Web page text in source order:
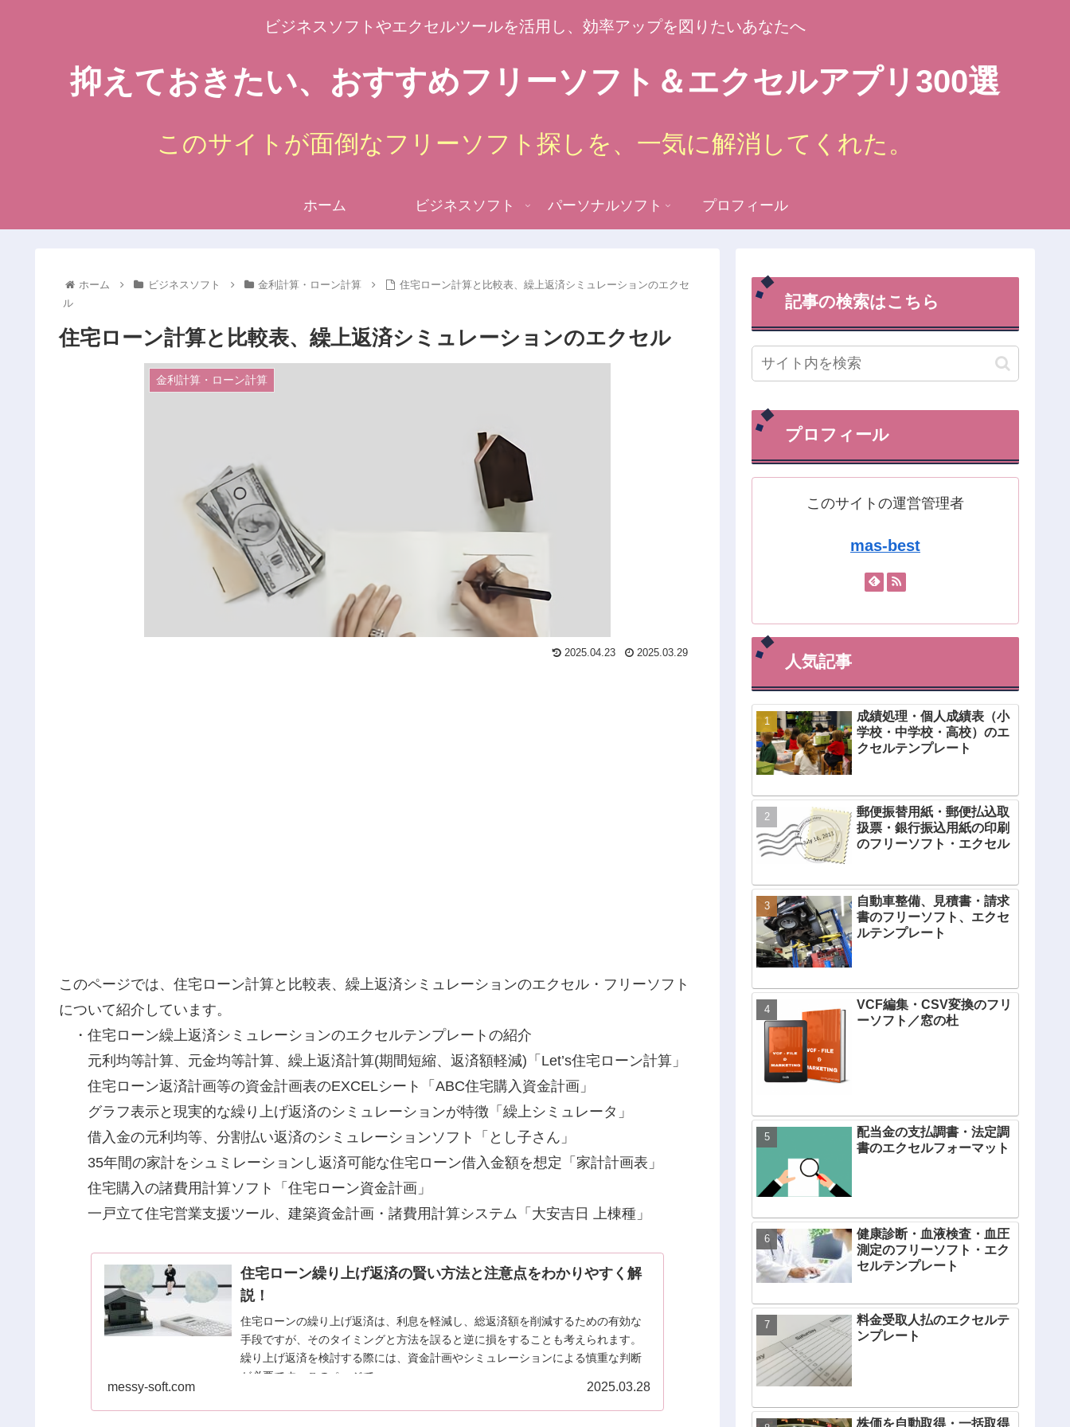
ビジネスソフトやエクセルツールを活用し、効率アップを図りたいあなたへ
抑えておきたい、おすすめフリーソフト＆エクセルアプリ300選
このサイトが面倒なフリーソフト探しを、一気に解消してくれた。
ホーム ビジネスソフト パーソナルソフト プロフィール
ホーム ビジネスソフト 金利計算・ローン計算
住宅ローン計算と比較表、繰上返済シミュレーションのエクセ
ル
住宅ローン計算と比較表、繰上返済シミュレーションのエクセル
金利計算・ローン計算
2025.04.23 2025.03.29
このページでは、住宅ローン計算と比較表、繰上返済シミュレーションのエクセル・フリーソフト
について紹介しています。
・住宅ローン繰上返済シミュレーションのエクセルテンプレートの紹介
元利均等計算、元金均等計算、繰上返済計算(期間短縮、返済額軽減)「Let’s住宅ローン計算」
住宅ローン返済計画等の資金計画表のEXCELシート「ABC住宅購入資金計画」
グラフ表示と現実的な繰り上げ返済のシミュレーションが特徴「繰上シミュレータ」
借入金の元利均等、分割払い返済のシミュレーションソフト「とし子さん」
35年間の家計をシュミレーションし返済可能な住宅ローン借入金額を想定「家計計画表」
住宅購入の諸費用計算ソフト「住宅ローン資金計画」
一戸立て住宅営業支援ツール、建築資金計画・諸費用計算システム「大安吉日 上棟種」
住宅ローン繰り上げ返済の賢い方法と注意点をわかりやすく解
説！
住宅ローンの繰り上げ返済は、利息を軽減し、総返済額を削減するための有効な
手段ですが、そのタイミングと方法を誤ると逆に損をすることも考えられます。
繰り上げ返済を検討する際には、資金計画やシミュレーションによる慎重な判断
が必要です。このページで...
messy-soft.com 2025.03.28
記事の検索はこちら
プロフィール
このサイトの運営管理者
mas-best
人気記事
成績処理・個人成績表（小
学校・中学校・高校）のエ
クセルテンプレート
郵便振替用紙・郵便払込取
扱票・銀行振込用紙の印刷
のフリーソフト・エクセル
自動車整備、見積書・請求
書のフリーソフト、エクセ
ルテンプレート
VCF編集・CSV変換のフリ
ーソフト／窓の杜
配当金の支払調書・法定調
書のエクセルフォーマット
健康診断・血液検査・血圧
測定のフリーソフト・エク
セルテンプレート
料金受取人払のエクセルテ
ンプレート
株価を自動取得・一括取得